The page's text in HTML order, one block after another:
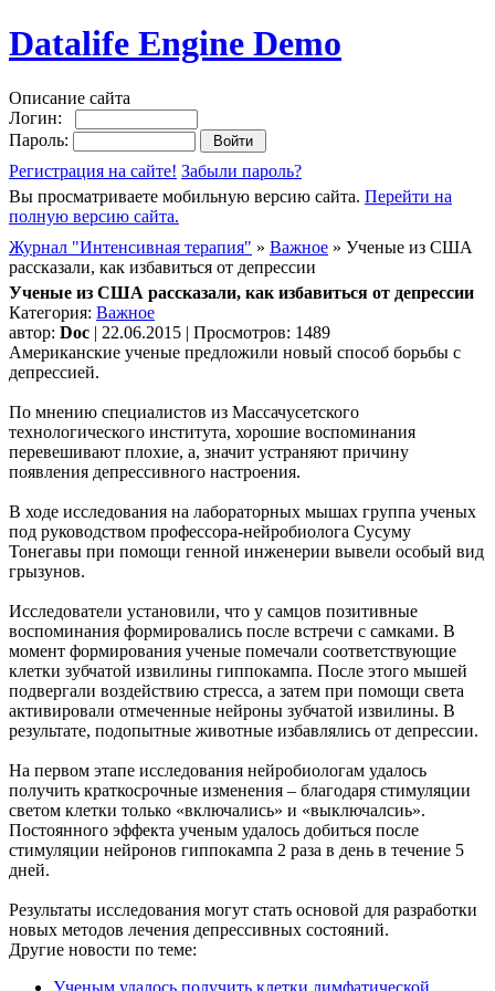
Datalife Engine Demo
Описание сайта
Логин:
Пароль:
Регистрация на сайте! Забыли пароль?
Вы просматриваете мобильную версию сайта. Перейти на
полную версию сайта.
Журнал "Интенсивная терапия" » Важное » Ученые из США
рассказали, как избавиться от депрессии
Ученые из США рассказали, как избавиться от депрессии
Категория: Важное
автор: Doc | 22.06.2015 | Просмотров: 1489
Американские ученые предложили новый способ борьбы с
депрессией.
По мнению специалистов из Массачусетского
технологического института, хорошие воспоминания
перевешивают плохие, а, значит устраняют причину
появления депрессивного настроения.
В ходе исследования на лабораторных мышах группа ученых
под руководством профессора-нейробиолога Сусуму
Тонегавы при помощи генной инженерии вывели особый вид
грызунов.
Исследователи установили, что у самцов позитивные
воспоминания формировались после встречи с самками. В
момент формирования ученые помечали соответствующие
клетки зубчатой извилины гиппокампа. После этого мышей
подвергали воздействию стресса, а затем при помощи света
активировали отмеченные нейроны зубчатой извилины. В
результате, подопытные животные избавлялись от депрессии.
На первом этапе исследования нейробиологам удалось
получить краткосрочные изменения – благодаря стимуляции
светом клетки только «включались» и «выключалсиь».
Постоянного эффекта ученым удалось добиться после
стимуляции нейронов гиппокампа 2 раза в день в течение 5
дней.
Результаты исследования могут стать основой для разработки
новых методов лечения депрессивных состояний.
Другие новости по теме:
Ученым удалось получить клетки лимфатической